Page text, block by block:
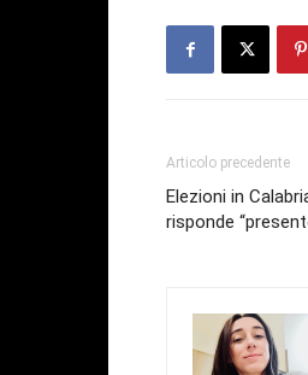
Articolo precedente
Elezioni in
risponde